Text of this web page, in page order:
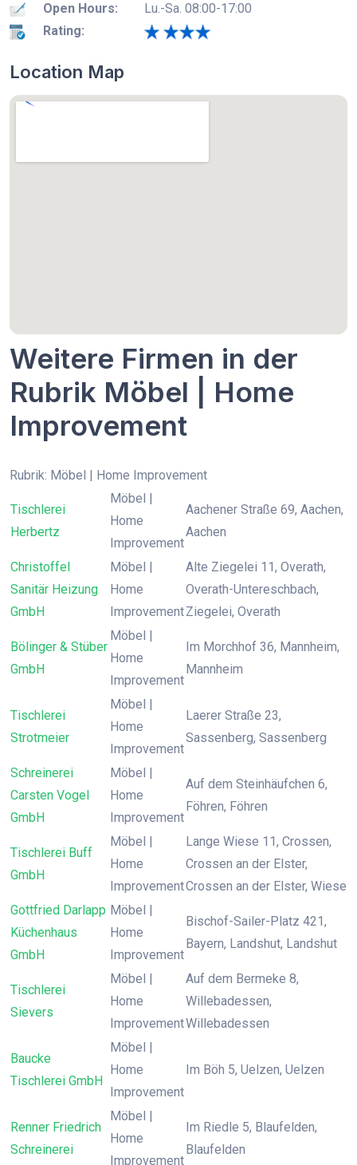
Open Hours:
Lu.-Sa. 08:00-17:00
Rating:
Location Map
Weitere Firmen in der
Rubrik Möbel | Home
Improvement
Rubrik: Möbel | Home Improvement
Tischlerei
Herbertz
Möbel |
Home
Improvement
Aachener Straße 69, Aachen,
Aachen
Christoffel
Sanitär Heizung
GmbH
Möbel |
Home
Improvement
Alte Ziegelei 11, Overath,
Overath-Untereschbach,
Ziegelei, Overath
Bölinger & Stüber
GmbH
Möbel |
Home
Improvement
Im Morchhof 36, Mannheim,
Mannheim
Tischlerei
Strotmeier
Möbel |
Home
Improvement
Laerer Straße 23,
Sassenberg, Sassenberg
Schreinerei
Carsten Vogel
GmbH
Möbel |
Home
Improvement
Auf dem Steinhäufchen 6,
Föhren, Föhren
Tischlerei Buff
GmbH
Möbel |
Home
Improvement
Lange Wiese 11, Crossen,
Crossen an der Elster,
Crossen an der Elster, Wiese
Gottfried Darlapp
Küchenhaus
GmbH
Möbel |
Home
Improvement
Bischof-Sailer-Platz 421,
Bayern, Landshut, Landshut
Tischlerei
Sievers
Möbel |
Home
Improvement
Auf dem Bermeke 8,
Willebadessen,
Willebadessen
Baucke
Tischlerei GmbH
Möbel |
Home
Improvement
Im Böh 5, Uelzen, Uelzen
Renner Friedrich
Schreinerei
Möbel |
Home
Improvement
Im Riedle 5, Blaufelden,
Blaufelden